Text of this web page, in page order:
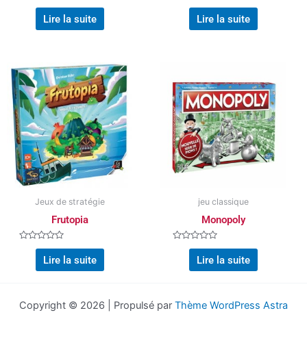
Note
Lire la suite
Note
Lire la suite
Jeux de stratégie
Frutopia
Note
Lire la suite
jeu classique
Monopoly
Note
Lire la suite
Copyright © 2026 | Propulsé par Thème WordPress Astra